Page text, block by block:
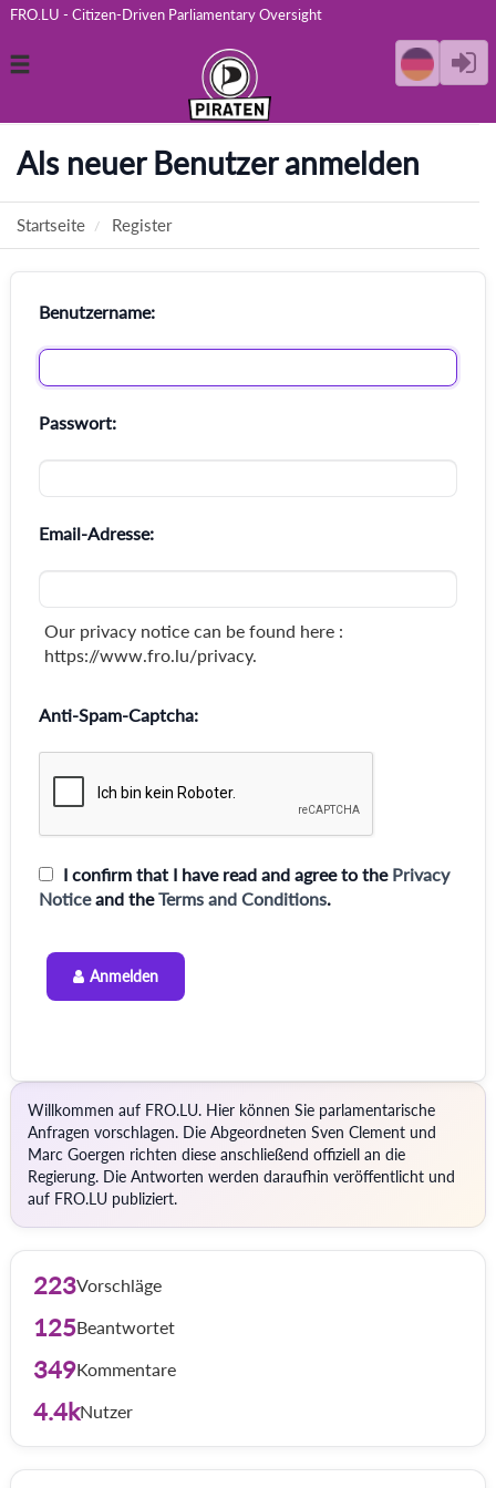
FRO.LU - Citizen-Driven Parliamentary Oversight
Toggle
Als neuer Benutzer anmelden
Startseite Register
Benutzername:
Passwort:
Email-Adresse:
Our privacy notice can be found here :
https://www.fro.lu/privacy.
Anti-Spam-Captcha:
I confirm that I have read and agree to the Privacy
Noticeand theTerms and Conditions.
Anmelden
Willkommen auf FRO.LU. Hier können Sie parlamentarische
Anfragen vorschlagen. Die Abgeordneten Sven Clement und
Marc Goergen richten diese anschließend offiziell an die
Regierung. Die Antworten werden daraufhin veröffentlicht und
auf FRO.LU publiziert.
223Vorschläge
125Beantwortet
349Kommentare
4.4kNutzer